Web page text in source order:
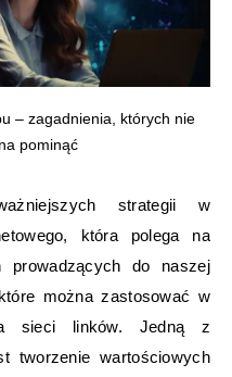
– zagadnienia, których nie
pominąć
strategii w
która polega na
prowadzących do naszej
można zastosować w
sieci linków. Jedną z
tworzenie wartościowych